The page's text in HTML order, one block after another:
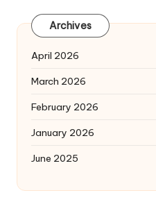
Archives
April 2026
March 2026
February 2026
January 2026
June 2025